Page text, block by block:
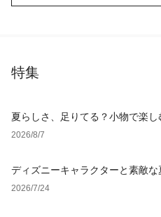
特集
夏らしさ、足りてる？小物で楽
2026/8/7
ディズニーキャラクターと素敵な
集
2026/7/24